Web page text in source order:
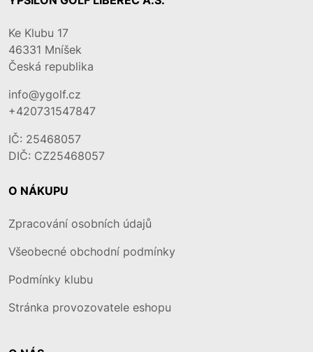
Ke Klubu 17
46331 Mníšek
Česká republika
info@ygolf.cz
+420731547847
IČ: 25468057
DIČ: CZ25468057
O NÁKUPU
Zpracování osobních údajů
Všeobecné obchodní podmínky
Podmínky klubu
Stránka provozovatele eshopu